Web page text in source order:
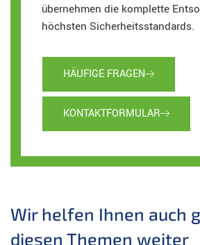
übernehmen die komplette
höchsten Sicherheitsstandards.
HÄUFIGE FRAGEN
KONTAKTFORMULAR
Wir helfen Ihnen auch
diesen Themen weiter